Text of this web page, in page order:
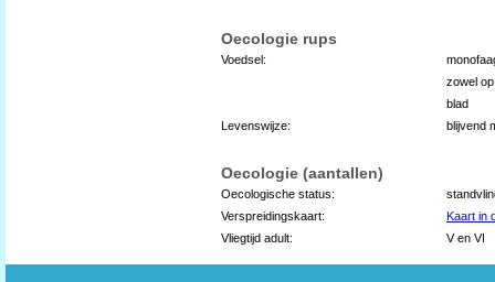
Oecologie rups
Voedsel:
zowel
blad
Levenswijze:
blijvend
Oecologie (aantallen)
Oecologische status:
Verspreidingskaart:
Kaart in
Vliegtijd adult:
V en VI